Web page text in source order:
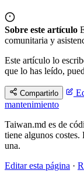
Sobre este artículo
comunitaria y
Este artículo lo
que lo has leído,
Compartirlo
mantenimiento
Taiwan.md es de
tiene algunos
una.
Editar esta página ·